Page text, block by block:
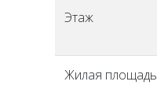
Этаж
Жилая площадь